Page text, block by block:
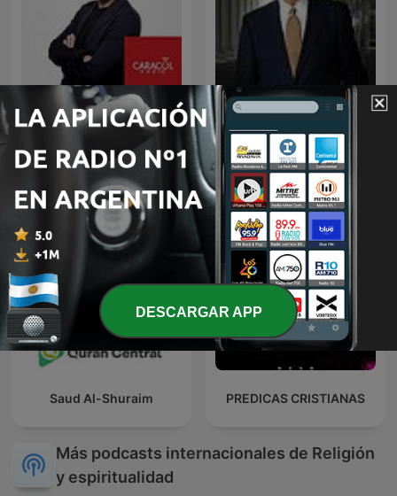
Noche de Misterio
EL AMOR QUE VALE on
Oneplace.com
Saud Al-Shuraim PREDICAS CRISTIANAS
Más podcasts internacionales de Religión
y espiritualidad
DESCARGAR APP